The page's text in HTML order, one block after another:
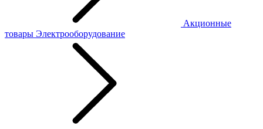
Акционные
товары Электрооборудование